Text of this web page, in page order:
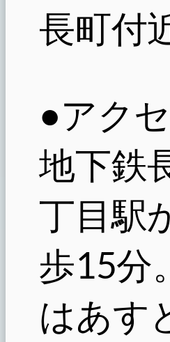
長町付
●アク
地下鉄
丁目駅
歩15分
はあす